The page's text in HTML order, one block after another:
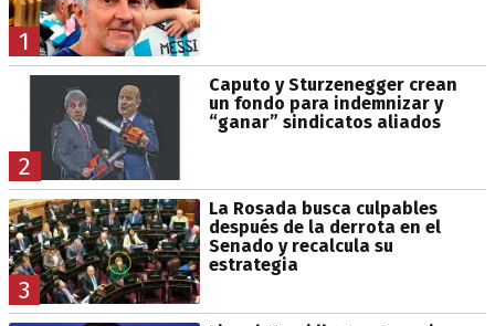
1
2
Caputo y Sturzenegger crean
un fondo para indemnizar y
“ganar” sindicatos aliados
3
La Rosada busca culpables
después de la derrota en el
Senado y recalcula su
estrategia